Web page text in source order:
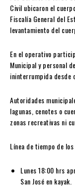
Civil ubicaron el
Fiscalía General del
levantamiento del
En el operativo
Municipal y personal
ininterrumpida desde
Autoridades
lagunas, cenotes o
zonas recreativas ni
Línea de tiempo de los
Lunes 18:00 hrs
San José en kayak.